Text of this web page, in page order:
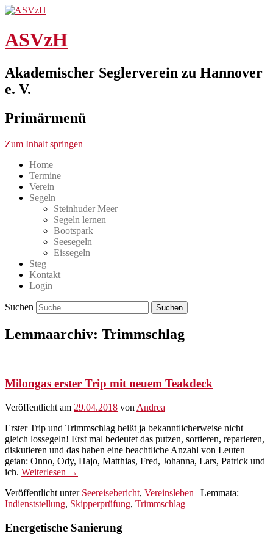
ASVzH
Akademischer Seglerverein zu Hannover
e. V.
Primärmenü
Zum Inhalt springen
Home
Termine
Verein
Segeln
Steinhuder Meer
Segeln lernen
Bootspark
Seesegeln
Eissegeln
Steg
Kontakt
Login
Suchen
Lemmaarchiv: Trimmschlag
Milongas erster Trip mit neuem Teakdeck
Veröffentlicht am 29.04.2018 von Andrea
Erster Trip und Trimmschlag heißt ja bekanntlicherweise nicht
gleich lossegeln! Erst mal bedeutet das putzen, sortieren, reparieren,
diskutieren und das haben eine beachtliche Anzahl von Leuten
getan: Onno, Ody, Hajo, Matthias, Fred, Johanna, Lars, Patrick und
ich. Weiterlesen →
Veröffentlicht unter Seereisebericht, Vereinsleben | Lemmata:
Indienststellung, Skipperprüfung, Trimmschlag
Energetische Sanierung